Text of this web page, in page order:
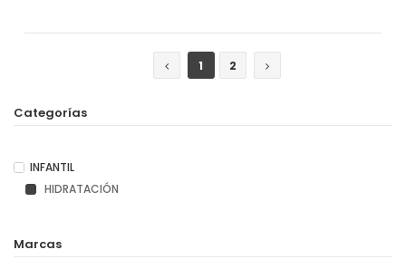
1
2
Categorías
INFANTIL
HIDRATACIÓN
Marcas